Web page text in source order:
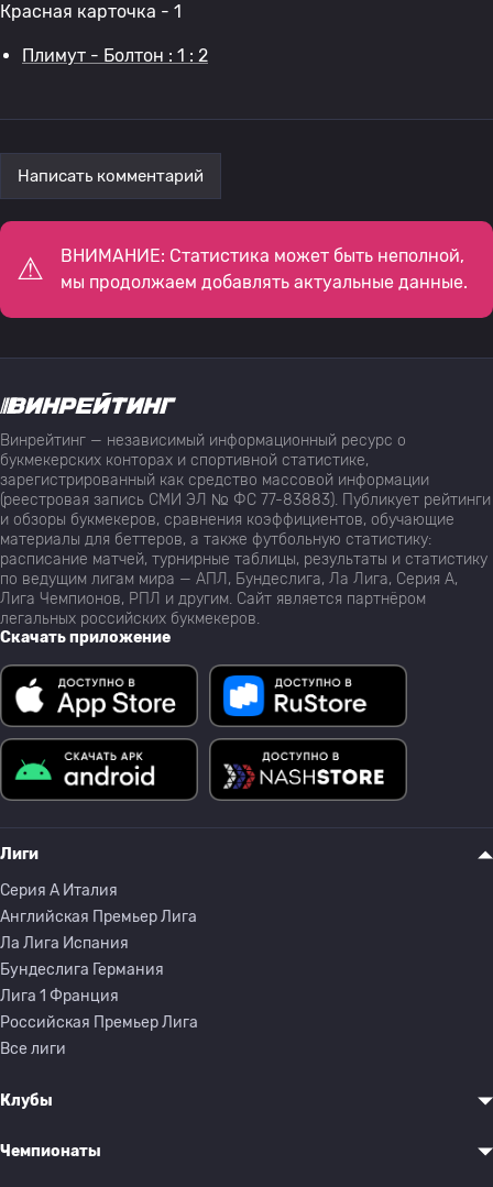
Красная карточка - 1
Плимут - Болтон : 1 : 2
Написать комментарий
ВНИМАНИЕ: Статистика может быть неполной,
мы продолжаем добавлять актуальные данные.
Винрейтинг — независимый информационный ресурс о
букмекерских конторах и спортивной статистике,
зарегистрированный как средство массовой информации
(реестровая запись СМИ ЭЛ № ФС 77-83883). Публикует рейтинги
и обзоры букмекеров, сравнения коэффициентов, обучающие
материалы для беттеров, а также футбольную статистику:
расписание матчей, турнирные таблицы, результаты и статистику
по ведущим лигам мира — АПЛ, Бундеслига, Ла Лига, Серия А,
Лига Чемпионов, РПЛ и другим. Сайт является партнёром
легальных российских букмекеров.
Скачать приложение
Лиги
Серия A Италия
Английская Премьер Лига
Ла Лига Испания
Бундеслига Германия
Лига 1 Франция
Российская Премьер Лига
Все лиги
Клубы
Чемпионаты